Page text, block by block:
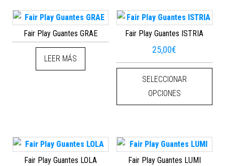
Fair Play Guantes GRAE
LEER MÁS
Fair Play Guantes ISTRIA
25,00€
SELECCIONAR
OPCIONES
Fair Play Guantes LOLA Fair Play Guantes LUMI